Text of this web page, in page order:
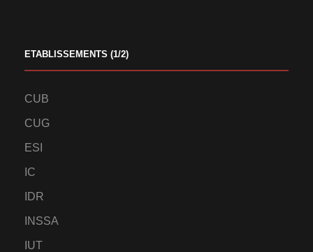
ETABLISSEMENTS (1/2)
CUB
CUG
ESI
IC
IDR
INSSA
IUT